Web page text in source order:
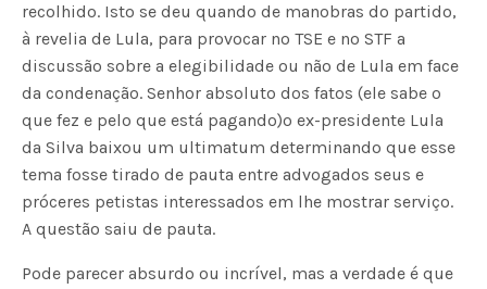
recolhido. Isto se deu quando de manobras do partido,
à revelia de Lula, para provocar no TSE e no STF a
discussão sobre a elegibilidade ou não de Lula em face
da condenação. Senhor absoluto dos fatos (ele sabe o
que fez e pelo que está pagando)o ex-presidente Lula
da Silva baixou um ultimatum determinando que esse
tema fosse tirado de pauta entre advogados seus e
próceres petistas interessados em lhe mostrar serviço.
A questão saiu de pauta.
Pode parecer absurdo ou incrível, mas a verdade é que